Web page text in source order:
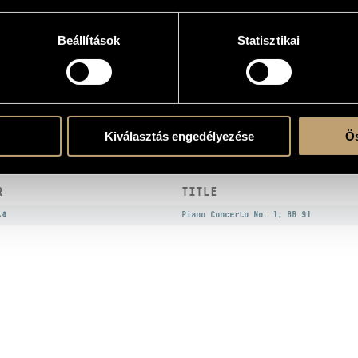
Beállítások Statisztikai
Kiválasztás engedélyezése
TITLE
Piano Concerto No. 1, BB 91